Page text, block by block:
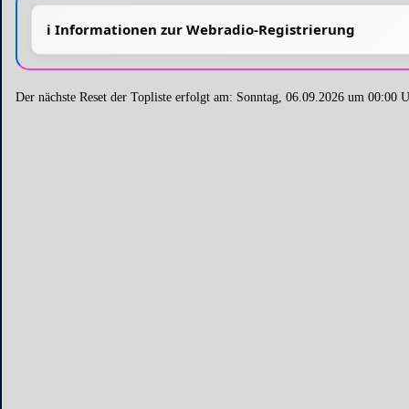
Der nächste Reset der Topliste erfolgt am: Sonntag, 06.09.2026 um 00:00